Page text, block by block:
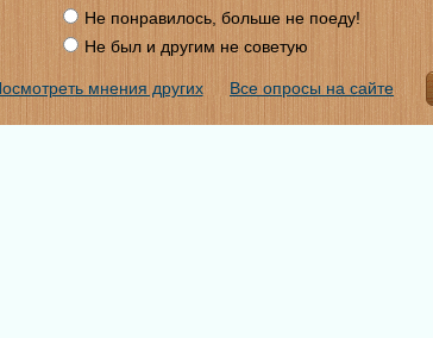
Не понравилось, больше не поеду!
Не был и другим не советую
мнения других Все опросы на сайте